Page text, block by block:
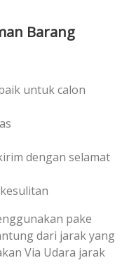
Barang
untuk calon
dengan selamat
pake
dari jarak yang
Via Udara jarak